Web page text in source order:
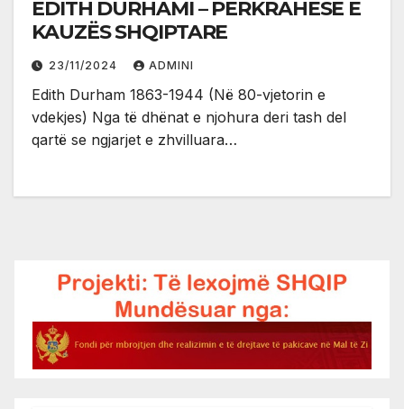
EDITH DURHAMI – PËRKRAHËSE E
KAUZËS SHQIPTARE
23/11/2024 ADMINI
Edith Durham 1863-1944 (Në 80-vjetorin e
vdekjes) Nga të dhënat e njohura deri tash del
qartë se ngjarjet e zhvilluara…